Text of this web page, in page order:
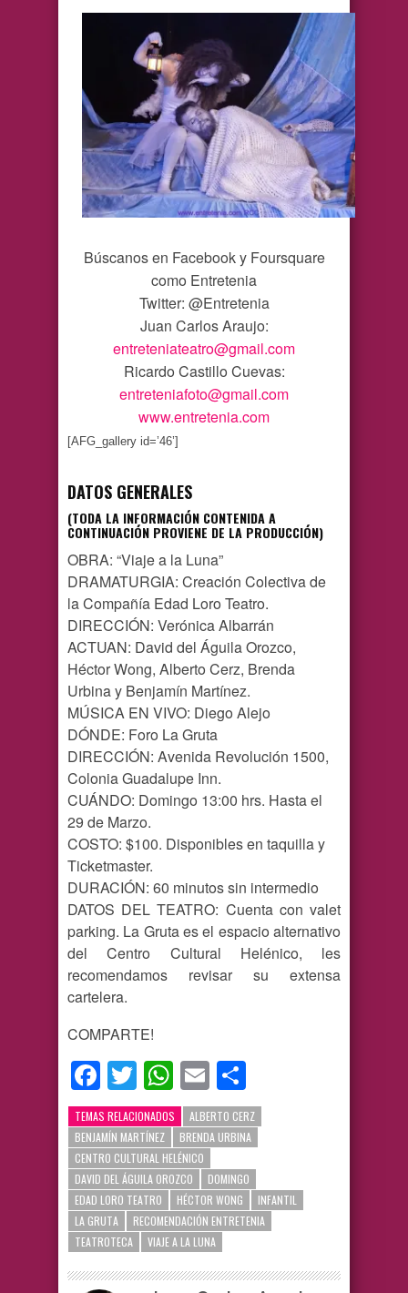
Búscanos en Facebook y Foursquare
como Entretenia
Twitter: @Entretenia
Juan Carlos Araujo:
entreteniateatro@gmail.com
Ricardo Castillo Cuevas:
entreteniafoto@gmail.com
www.entretenia.com
[AFG_gallery id=’46’]
DATOS GENERALES
(TODA LA INFORMACIÓN CONTENIDA A
CONTINUACIÓN PROVIENE DE LA PRODUCCIÓN)
OBRA: “Viaje a la Luna”
DRAMATURGIA: Creación Colectiva de
la Compañía Edad Loro Teatro.
DIRECCIÓN: Verónica Albarrán
ACTUAN: David del Águila Orozco,
Héctor Wong, Alberto Cerz, Brenda
Urbina y Benjamín Martínez.
MÚSICA EN VIVO: Diego Alejo
DÓNDE: Foro La Gruta
DIRECCIÓN: Avenida Revolución 1500,
Colonia Guadalupe Inn.
CUÁNDO: Domingo 13:00 hrs. Hasta el
29 de Marzo.
COSTO: $100. Disponibles en taquilla y
Ticketmaster.
DURACIÓN: 60 minutos sin intermedio
DATOS DEL TEATRO: Cuenta con valet
parking. La Gruta es el espacio alternativo
del Centro Cultural Helénico, les
recomendamos revisar su extensa
cartelera.
COMPARTE!
Facebook
TwitterWhatsApp
Email
TEMAS RELACIONADOS
ALBERTO CERZ
BENJAMÍN MARTÍNEZ
BRENDA URBINA
CENTRO CULTURAL HELÉNICO
DAVID DEL ÁGUILA OROZCO
DOMINGO
EDAD LORO TEATRO
HÉCTOR WONG
INFANTIL
LA GRUTA
RECOMENDACIÓN ENTRETENIA
TEATROTECA
VIAJE A LA LUNA